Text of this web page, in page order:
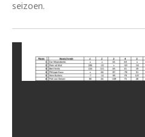
seizoen.